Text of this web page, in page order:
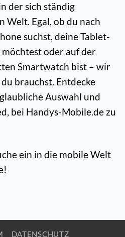
der sich ständig
Welt. Egal, ob du nach
suchst, deine Tablet-
oder auf der
Smartwatch bist – wir
brauchst. Entdecke
Auswahl und
bei Handys-Mobile.de zu
ein in die mobile Welt
DATENSCHUTZ